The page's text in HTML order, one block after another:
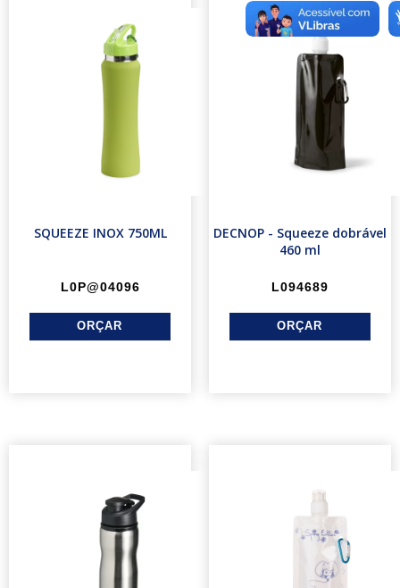
SQUEEZE INOX 750ML
L0P@04096
DECNOP - Squeeze dobrável
460 ml
L094689